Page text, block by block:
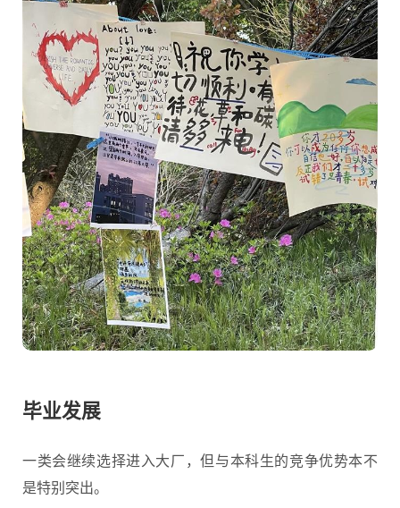
毕业发展
一类会继续选择进入大厂，但与本科生的竞争优势本不
是特别突出。